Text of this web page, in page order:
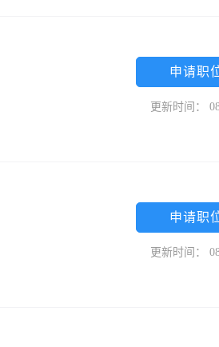
申请职
更新时间：
申请职
更新时间：